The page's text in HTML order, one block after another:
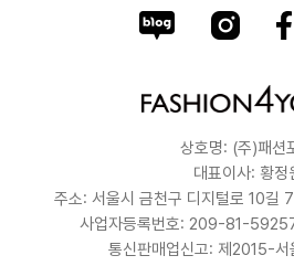
상호명: (주)패션
대표이사: 황정
주소: 서울시 금천구 디지털로 10길
사업자등록번호: 209-81-
통신판매업신고: 제2015-